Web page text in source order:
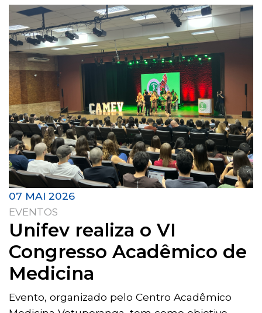
07 MAI 2026
EVENTOS
Unifev realiza o VI
Congresso Acadêmico de
Medicina
Evento, organizado pelo Centro Acadêmico